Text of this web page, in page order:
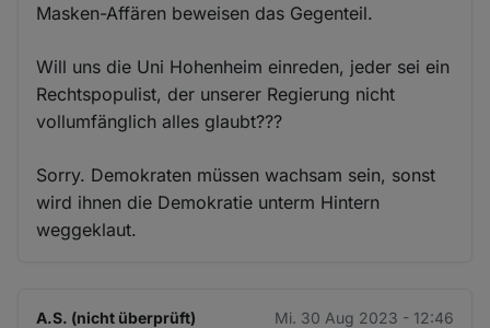
Masken-Affären beweisen das Gegenteil.
Will uns die Uni Hohenheim einreden, jeder sei ein
Rechtspopulist, der unserer Regierung nicht
vollumfänglich alles glaubt???
Sorry. Demokraten müssen wachsam sein, sonst
wird ihnen die Demokratie unterm Hintern
weggeklaut.
A.S. (nicht überprüft) Mi. 30 Aug 2023 - 12:46